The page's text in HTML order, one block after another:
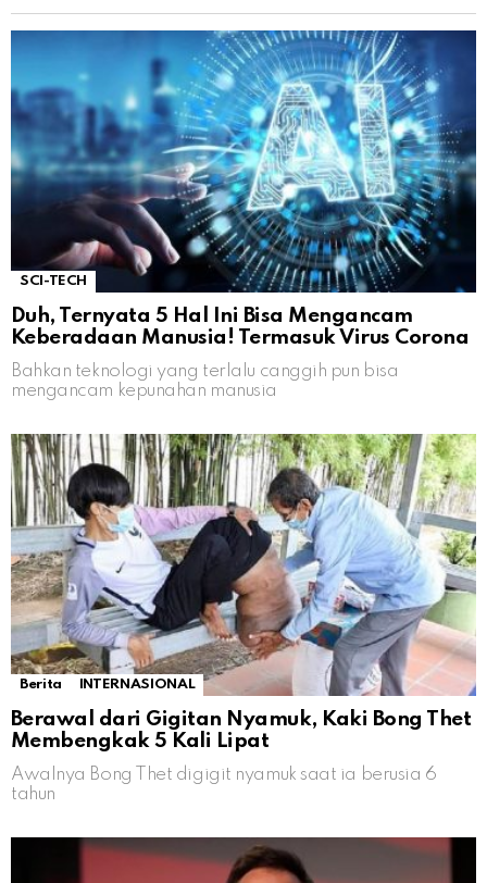
SCI-TECH
Duh, Ternyata 5 Hal Ini Bisa Mengancam
Keberadaan Manusia! Termasuk Virus Corona
Bahkan teknologi yang terlalu canggih pun bisa
mengancam kepunahan manusia
Berita INTERNASIONAL
Berawal dari Gigitan Nyamuk, Kaki Bong Thet
Membengkak 5 Kali Lipat
Awalnya Bong Thet digigit nyamuk saat ia berusia 6
tahun